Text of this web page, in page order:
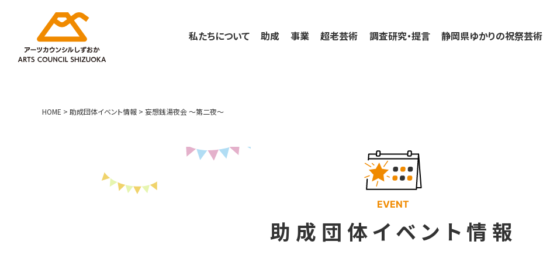
私たちについて
助成 事業 超老芸術 調査研究・提言 静岡県ゆかりの祝祭芸術
HOME > 助成団体イベント情報 > 妄想銭湯夜会 〜第二夜〜
EVENT
助成団体イベント情報